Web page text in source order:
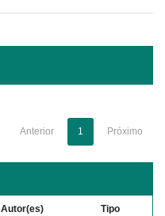
Anterior 1 Próximo
Autor(es) Tipo